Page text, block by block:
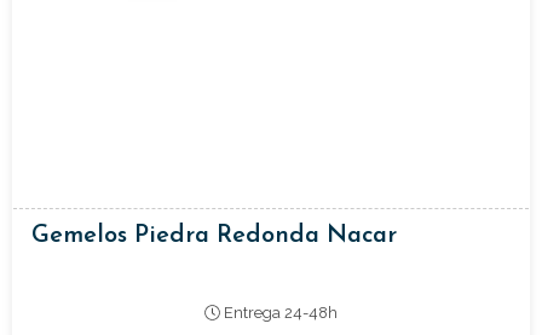
Gemelos Piedra Redonda Nacar
Entrega 24-48h